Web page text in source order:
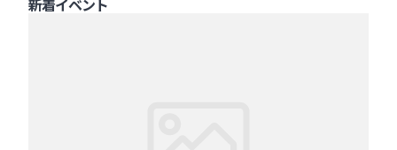
新着イベント